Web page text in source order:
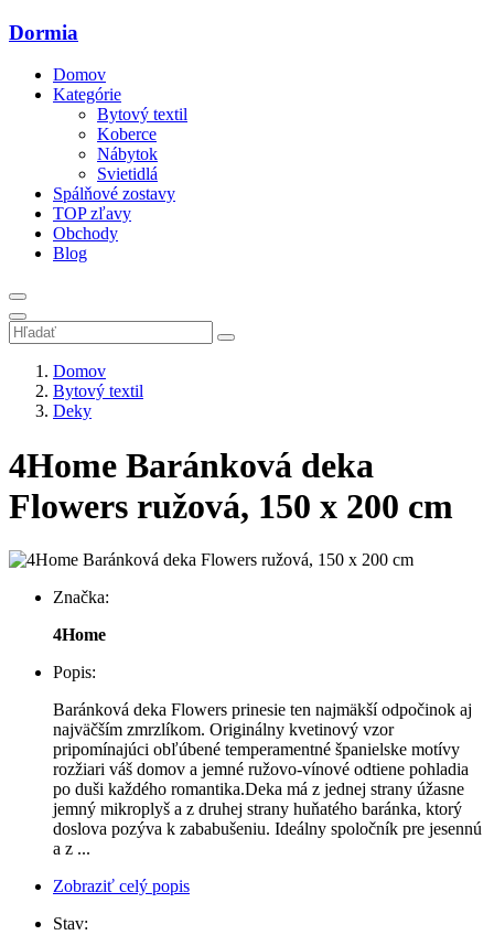
Dormia
Domov
Kategórie
Bytový textil
Koberce
Nábytok
Svietidlá
Spálňové zostavy
TOP zľavy
Obchody
Blog
Domov
Bytový textil
Deky
4Home Baránková deka
Flowers ružová, 150 x 200 cm
Značka:
4Home
Popis:
Baránková deka Flowers prinesie ten najmäkší odpočinok aj
najväčším zmrzlíkom. Originálny kvetinový vzor
pripomínajúci obľúbené temperamentné španielske motívy
rozžiari váš domov a jemné ružovo-vínové odtiene pohladia
po duši každého romantika.Deka má z jednej strany úžasne
jemný mikroplyš a z druhej strany huňatého baránka, ktorý
doslova pozýva k zababušeniu. Ideálny spoločník pre jesennú
a z ...
Zobraziť celý popis
Stav: